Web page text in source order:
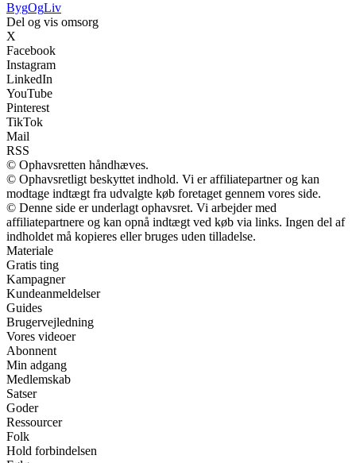
BygOgLiv
Del og vis omsorg
X
Facebook
Instagram
LinkedIn
YouTube
Pinterest
TikTok
Mail
RSS
© Ophavsretten håndhæves.
© Ophavsretligt beskyttet indhold. Vi er affiliatepartner og kan
modtage indtægt fra udvalgte køb foretaget gennem vores side.
© Denne side er underlagt ophavsret. Vi arbejder med
affiliatepartnere og kan opnå indtægt ved køb via links. Ingen del af
indholdet må kopieres eller bruges uden tilladelse.
Materiale
Gratis ting
Kampagner
Kundeanmeldelser
Guides
Brugervejledning
Vores videoer
Abonnent
Min adgang
Medlemskab
Satser
Goder
Ressourcer
Folk
Hold forbindelsen